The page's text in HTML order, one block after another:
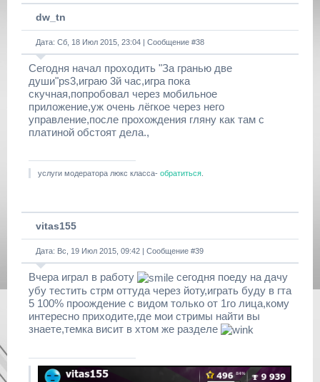
dw_tn
Дата: Сб, 18 Июл 2015, 23:04 | Сообщение #38
Сегодня начал проходить "За гранью две
души"ps3,играю 3й час,игра пока
скучная,попробовал через мобильное
приложение,уж очень лёгкое через него
управление,после прохождения гляну как там с
платиной обстоят дела.,
услуги модератора люкс класса- обратиться
vitas155
Дата: Вс, 19 Июл 2015, 09:42 | Сообщение #39
Вчера играл в работу
сегодня поеду на дачу
убу тестить стрм оттуда через йоту,играть буду в гта
5 100% проождение с видом только от 1го лица,кому
интересно приходите,где мои стримы найти вы
знаете,темка висит в хтом же разделе